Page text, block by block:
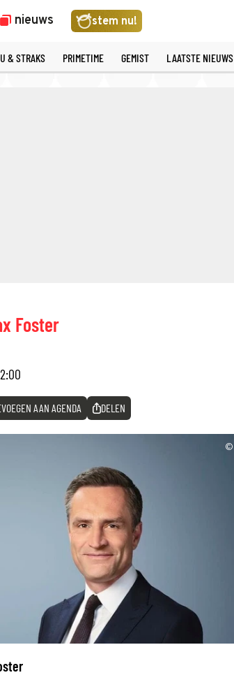
nieuws stem nu!
& STRAKS PRIMETIME GEMIST LAATSTE NIEUWS
Foster
AAN AGENDA DELEN
©